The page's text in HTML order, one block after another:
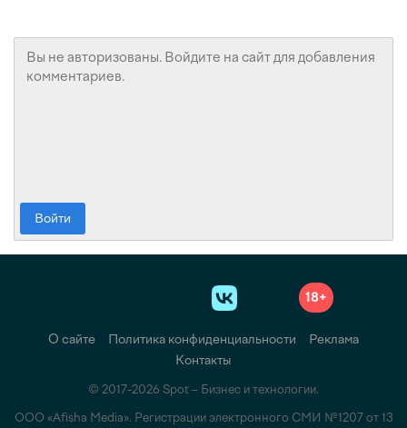
Войти
18+
О сайте Политика конфиденциальности
Реклама
Контакты
© 2017-2026 Spot – Бизнес и технологии.
ООО «Afisha Media». Регистрации электронного СМИ №1207 от 13